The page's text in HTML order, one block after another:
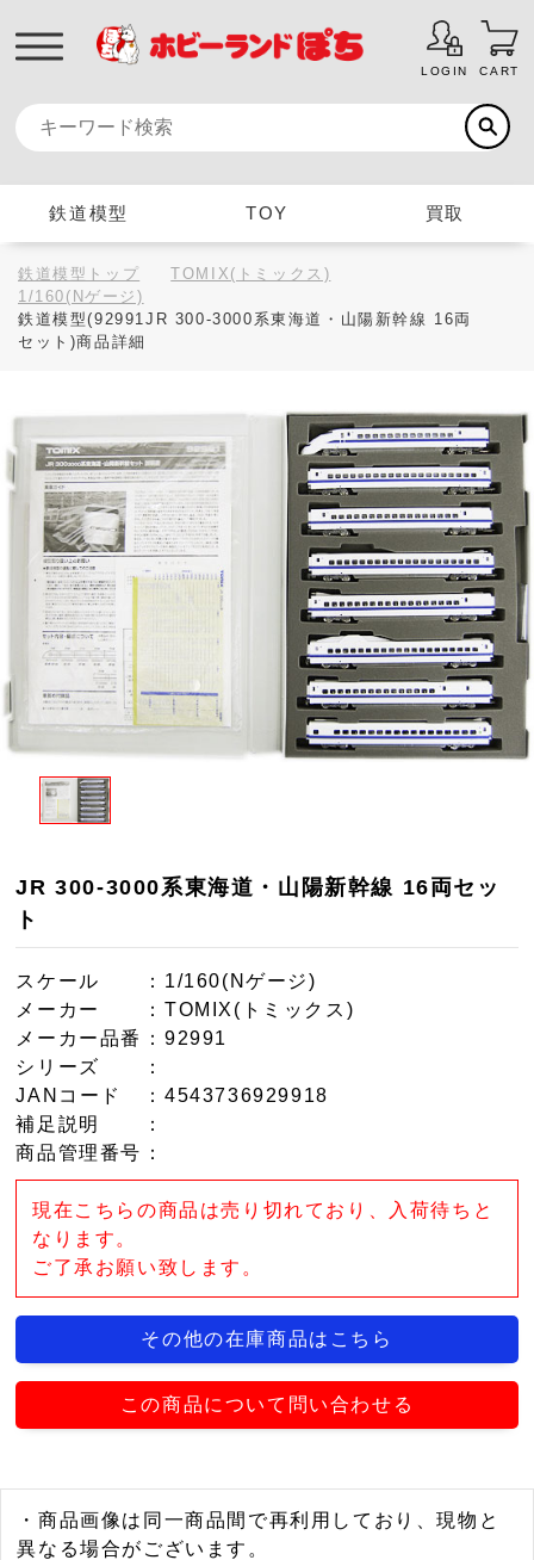
LOGIN CART
鉄道模型 TOY 買取
鉄道模型トップ
TOMIX(トミックス)
1/160(Nゲージ)
鉄道模型(92991JR 300-3000系東海道・山陽新幹線 16両
セット)商品詳細
JR 300-3000系東海道・山陽新幹線 16両セッ
ト
スケール
：1/160(Nゲージ)
メーカー
：TOMIX(トミックス)
メーカー品番
：92991
シリーズ
：
JANコード
：4543736929918
補足説明
：
商品管理番号 ：
現在こちらの商品は売り切れており、入荷待ちと
なります。
ご了承お願い致します。
その他の在庫商品はこちら
この商品について問い合わせる
・商品画像は同一商品間で再利用しており、現物と
異なる場合がございます。